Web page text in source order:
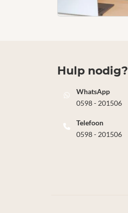
Hulp nodig?
WhatsApp
0598 - 201506
Telefoon
0598 - 201506